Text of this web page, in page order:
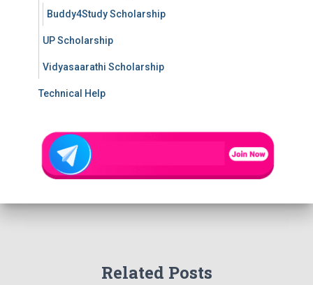
Buddy4Study Scholarship
UP Scholarship
Vidyasaarathi Scholarship
Technical Help
Related Posts